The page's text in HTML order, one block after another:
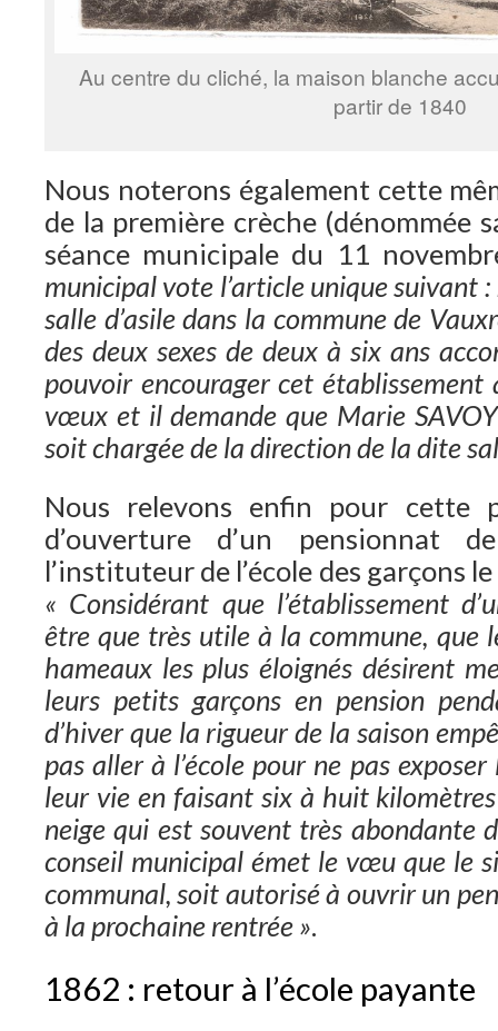
Au centre du cliché, la maison blanche
partir de 1840
Nous noterons également cette
de la première crèche (dénommée
séance municipale du 11
municipal vote l’article unique suivant
salle d’asile dans la commune de
des deux sexes de deux à six ans
pouvoir encourager cet établissement
vœux et il demande que Marie
soit chargée de la direction de la dite
Nous relevons enfin pour cette
d’ouverture d’un pensionnat
l’instituteur de l’école des garçons
« Considérant que l’établissement
être que très utile à la commune, que
hameaux les plus éloignés désirent
leurs petits garçons en pension
d’hiver que la rigueur de la saison
pas aller à l’école pour ne pas
leur vie en faisant six à huit
neige qui est souvent très abondante
conseil municipal émet le vœu que le
communal, soit autorisé à ouvrir un
à la prochaine rentrée ».
1862 : retour à l’école payante